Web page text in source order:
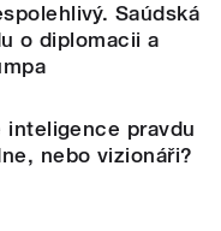
Saúdská
o diplomacii a
inteligence pravdu
nebo vizionáři?